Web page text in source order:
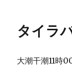
タイラ
大潮干潮11時